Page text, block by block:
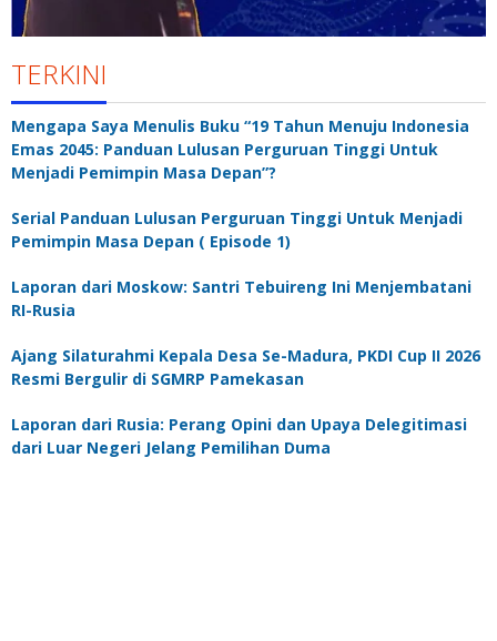
TERKINI
Mengapa Saya Menulis Buku “19 Tahun Menuju Indonesia
Emas 2045: Panduan Lulusan Perguruan Tinggi Untuk
Menjadi Pemimpin Masa Depan”?
Serial Panduan Lulusan Perguruan Tinggi Untuk Menjadi
Pemimpin Masa Depan ( Episode 1)
Laporan dari Moskow: Santri Tebuireng Ini Menjembatani
RI-Rusia
Ajang Silaturahmi Kepala Desa Se-Madura, PKDI Cup II 2026
Resmi Bergulir di SGMRP Pamekasan
Laporan dari Rusia: Perang Opini dan Upaya Delegitimasi
dari Luar Negeri Jelang Pemilihan Duma